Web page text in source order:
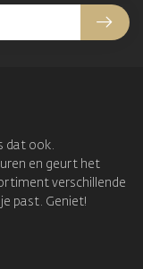
dat ook.
en geurt het
verschillende
past. Geniet!